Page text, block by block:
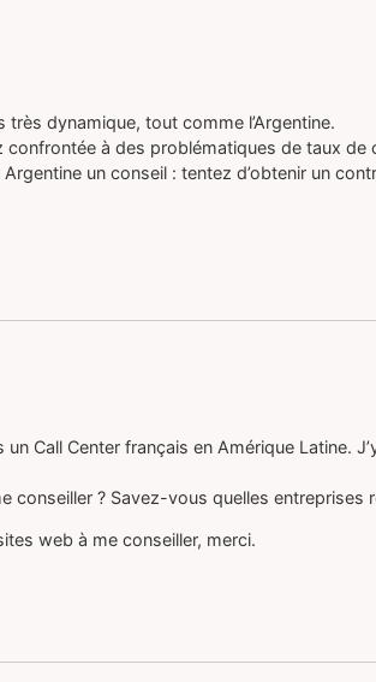
très dynamique, tout comme l’Argentine.
confrontée à des problématiques de taux
un conseil : tentez d’obtenir un
Call Center français en Amérique Latine.
conseiller ? Savez-vous quelles entreprises
web à me conseiller, merci.